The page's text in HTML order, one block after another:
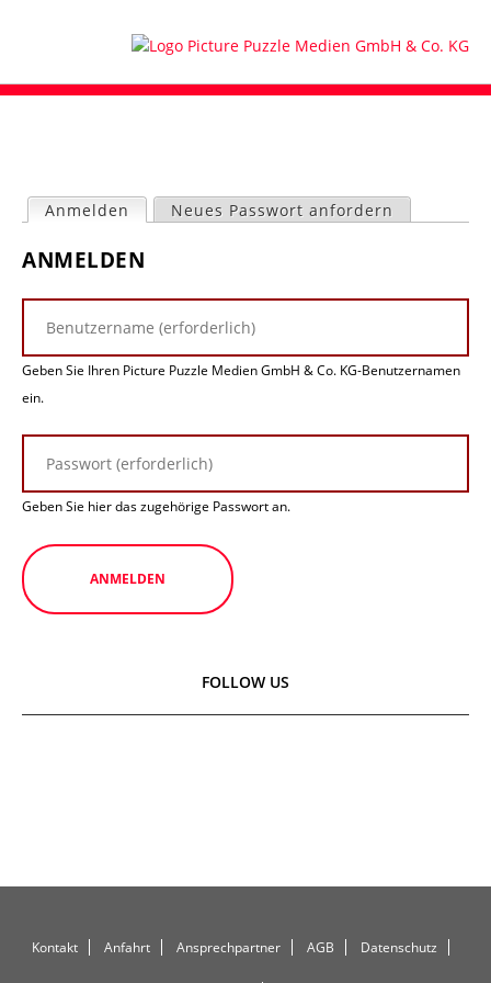
a
-
R
e
t
r
Anmelden (aktiver Reiter)
Neues Passwort anfordern
ANMELDEN
Geben Sie Ihren Picture Puzzle Medien GmbH & Co. KG-Benutzernamen
ein.
Geben Sie hier das zugehörige Passwort an.
FOLLOW US
Kontakt Anfahrt Ansprechpartner AGB Datenschutz